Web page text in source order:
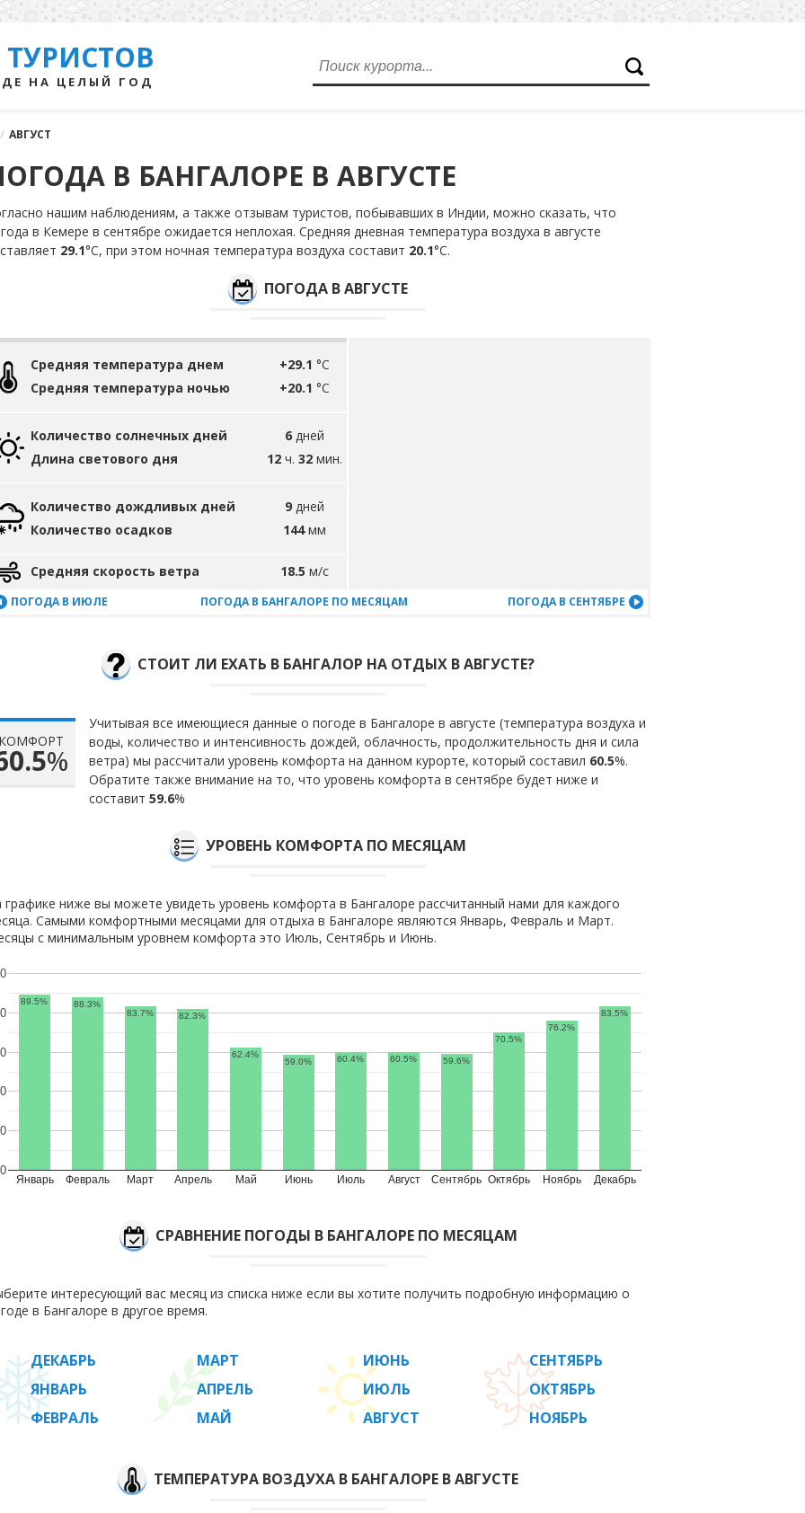
НА ЦЕЛЫЙ ГОД
/ АВГУСТ
В БАНГАЛОРЕ В АВГУСТЕ
нашим наблюдениям, а также отзывам туристов, побывавших в Индии, можно сказать, что
в Кемере в сентябре ожидается неплохая. Средняя дневная температура воздуха в августе
29.1°С, при этом ночная температура воздуха составит 20.1°С.
ПОГОДА В АВГУСТЕ
Средняя температура днем
Средняя температура ночью
+29.1 °C
+20.1 °C
Количество солнечных дней
Длина светового дня
6 дней
12 ч. 32 мин.
Количество дождливых дней
Количество осадков
9 дней
144мм
Средняя скорость ветра 18.5 м/с
ПОГОДА В ИЮЛЕ ПОГОДА В БАНГАЛОРЕ ПО МЕСЯЦАМ ПОГОДА В СЕНТЯБРЕ
СТОИТ ЛИ ЕХАТЬ В БАНГАЛОР НА ОТДЫХ В АВГУСТЕ?
КОМФОРТ
%
Учитывая все имеющиеся данные о погоде в Бангалоре в августе (температура воздуха и
воды, количество и интенсивность дождей, облачность, продолжительность дня и сила
ветра) мы рассчитали уровень комфорта на данном курорте, который составил 60.5%.
Обратите также внимание на то, что уровень комфорта в сентябре будет ниже и
составит 59.6%
УРОВЕНЬ КОМФОРТА ПО МЕСЯЦАМ
графике ниже вы можете увидеть уровень комфорта в Бангалоре рассчитанный нами для каждого
Самыми комфортными месяцами для отдыха в Бангалоре являются Январь, Февраль и Март.
с минимальным уровнем комфорта это Июль, Сентябрь и Июнь.
Январь Февраль Март Апрель Май Июнь Июль Август Сентябрь Октябрь Ноябрь Декабрь
0
89.5%
88.3%
83.7%
82.3%
62.4%
59.0% 60.4% 60.5% 59.6%
70.5%
76.2%
83.5%
СРАВНЕНИЕ ПОГОДЫ В БАНГАЛОРЕ ПО МЕСЯЦАМ
интересующий вас месяц из списка ниже если вы хотите получить подробную информацию о
в Бангалоре в другое время.
ДЕКАБРЬ
ЯНВАРЬ
ФЕВРАЛЬ
МАРТ
АПРЕЛЬ
МАЙ
ИЮНЬ
ИЮЛЬ
АВГУСТ
СЕНТЯБРЬ
ОКТЯБРЬ
НОЯБРЬ
ТЕМПЕРАТУРА ВОЗДУХА В БАНГАЛОРЕ В АВГУСТЕ